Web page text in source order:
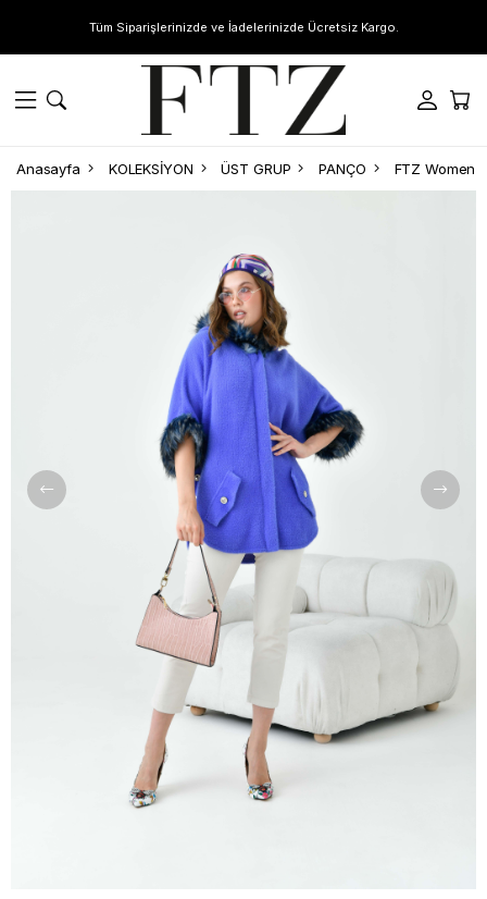
Tüm Siparişlerinizde ve İadelerinizde Ücretsiz Kargo.
Anasayfa KOLEKSİYON ÜST GRUP PANÇO FTZ Women